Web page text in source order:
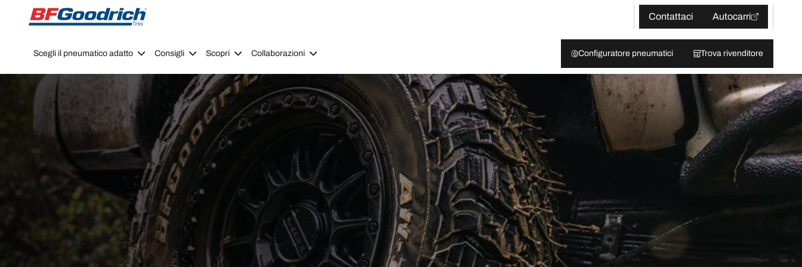
Go to page content
Go to page navigation
Contattaci
Autocarri
Scegli il pneumatico adatto Consigli Scopri Collaborazioni Configuratore pneumatici Trova rivenditore